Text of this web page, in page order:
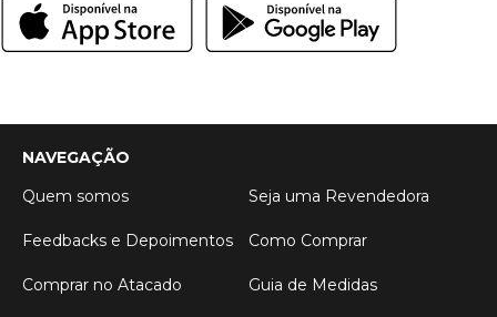
NAVEGAÇÃO
Quem somos
Seja uma Revendedora
Feedbacks e Depoimentos Como Comprar
Comprar no Atacado Guia de Medidas